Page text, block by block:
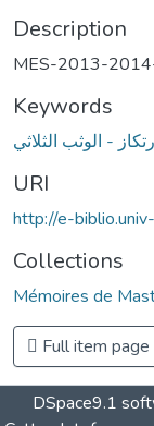
Description
MES-2013-
Keywords
- الوثب الثلاثي
URI
http://e-
Collections
Mémoires de
Full item page
DSpace9.1